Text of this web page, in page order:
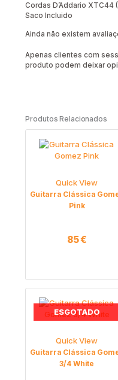
Cordas D’Addario
Saco Incluido
Ainda não existem
Apenas clientes com
produto podem deixar
Produtos Relacionados
Quick View
Guitarra Clássica
Pink
85€
ESGOTADO
Quick View
Guitarra Clássica
3/4 White